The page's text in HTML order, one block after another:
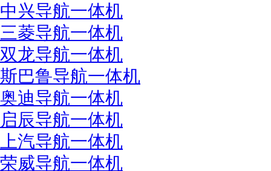
中兴导航一体机
三菱导航一体机
双龙导航一体机
斯巴鲁导航一体机
奥迪导航一体机
启辰导航一体机
上汽导航一体机
荣威导航一体机